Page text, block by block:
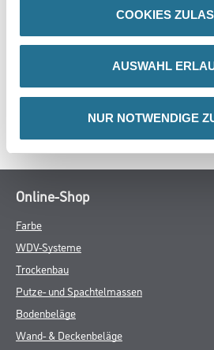
COOKIES
AUSWAHL
NUR NOTWENDIGE
ZUSATZINFOS
GEFAHRENHINWEISE
SPEZIFIKATIONEN
Online-Shop
Farbe
WDV-Systeme
Trockenbau
Putze- und Spachtelmassen
Bodenbeläge
Wand- & Deckenbeläge